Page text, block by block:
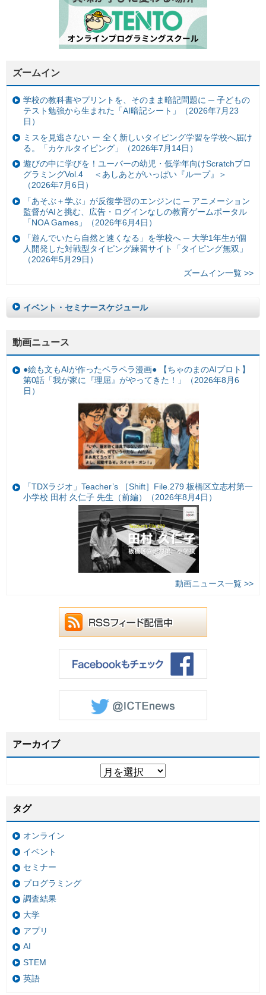
ズームイン
学校の教科書やプリントを、そのまま暗記問題に ─ 子どもの
テスト勉強から生まれた「AI暗記シート」（2026年7月23
日）
ミスを見逃さない ー 全く新しいタイピング学習を学校へ届け
る。「カケルタイピング」（2026年7月14日）
遊びの中に学びを！ユーバーの幼児・低学年向けScratchプロ
グラミングVol.4 ＜あしあとがいっぱい『ループ』＞
（2026年7月6日）
「あそぶ＋学ぶ」が反復学習のエンジンに ─ アニメーション
監督がAIと挑む、広告・ログインなしの教育ゲームポータル
「NOA Games」（2026年6月4日）
「遊んでいたら自然と速くなる」を学校へ ─ 大学1年生が個
人開発した対戦型タイピング練習サイト「タイピング無双」
（2026年5月29日）
ズームイン一覧 >>
イベント・セミナースケジュール
動画ニュース
●絵も文もAIが作ったペラペラ漫画● 【ちゃのまのAIプロト】
第0話「我が家に『理屈』がやってきた！」（2026年8月6
日）
「TDXラジオ」Teacher’s ［Shift］File.279 板橋区立志村第一
小学校 田村 久仁子 先生（前編）（2026年8月4日）
動画ニュース一覧 >>
アーカイブ
タグ
オンライン
イベント
セミナー
プログラミング
調査結果
大学
アプリ
AI
STEM
英語